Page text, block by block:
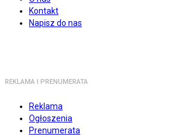
Kontakt
Napisz do nas
REKLAMA I PRENUMERATA
Reklama
Ogłoszenia
Prenumerata